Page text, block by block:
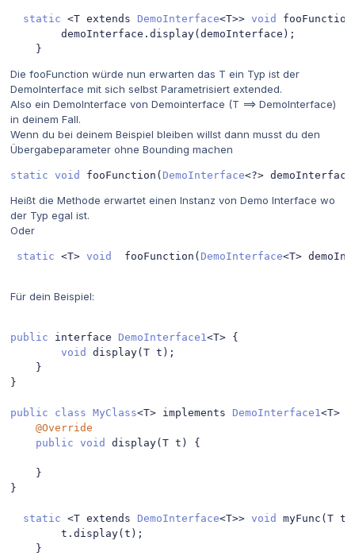
static <T extends DemoInterface<T>> void fooFunction
        demoInterface
. display( demoInterface );
}
Die fooFunction würde nun erwarten das T ein Typ ist der
DemoInterface mit sich selbst Parametrisiert extended.
Also ein DemoInterface von Demointerface (T ==> DemoInterface)
in deinem Fall.
Wenn du bei deinem Beispiel bleiben willst dann musst du den
Übergabeparameter ohne Bounding machen
static void fooFunction ( DemoInterface<?> demoInterface
Heißt die Methode erwartet einen Instanz von Demo Interface wo
der Typ egal ist.
Oder
static <T> void
  fooFunction
( DemoInterface<T>
Für dein Beispiel:
public interface DemoInterface1<T> {
void
display( T t );
}
}
public class MyClass<T> implements DemoInterface1<T>
@Override
public void display( T t ) {
}
}
static <T extends DemoInterface<T>> void myFunc ( T t
        t
. display( t );
}